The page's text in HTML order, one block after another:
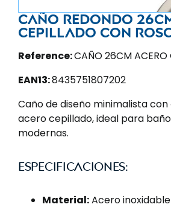
Caño redondo
cepillado con
Reference:CAÑO 26CM ACERO
EAN13:8435751807202
Caño de diseño minimalista
acero cepillado, ideal para
modernas.
Especificaciones:
Material:Acero inoxidable